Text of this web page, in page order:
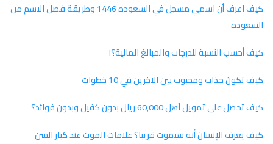
كيف اعرف أن اسمي مسجل في السعوده 1446 وطريقة فصل الاسم من
السعوده
كيف أحسب النسبة للدرجات والمبالغ المالية؟!
كيف تكون جذاب ومحبوب بين الآخرين في 10 خطوات
كيف تحصل على تمويل آهل 60,000 ريال بدون كفيل وبدون فوائد؟
كيف يعرف الإنسان أنه سيموت قريبا؟ علامات الموت عند كبار السن